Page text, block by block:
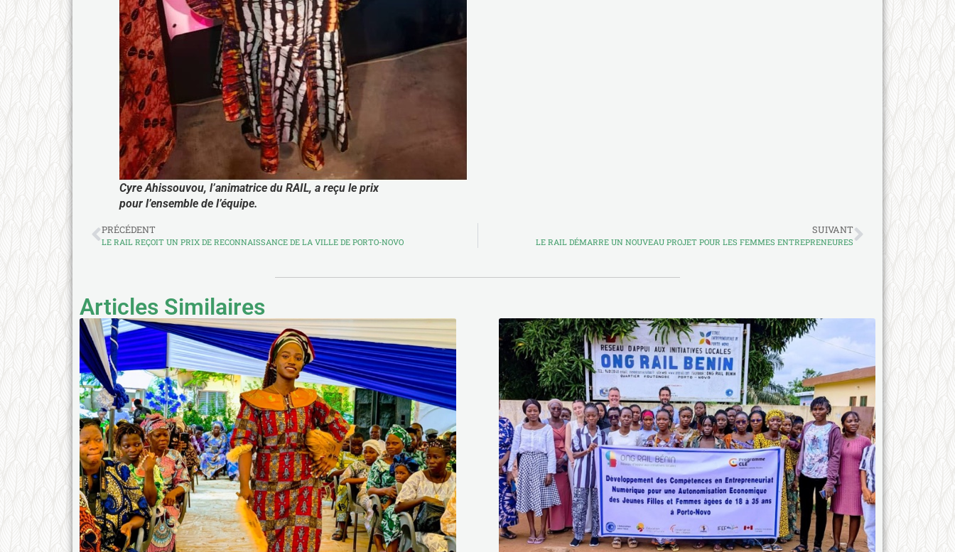
Cyre Ahissouvou, l’animatrice du RAIL, a reçu le prix
pour l’ensemble de l’équipe.
PRÉCÉDENT
LE RAIL REÇOIT UN PRIX DE RECONNAISSANCE DE LA VILLE DE PORTO-NOVO
SUIVANT
LE RAIL DÉMARRE UN NOUVEAU PROJET POUR LES FEMMES ENTREPRENEURES
Articles Similaires